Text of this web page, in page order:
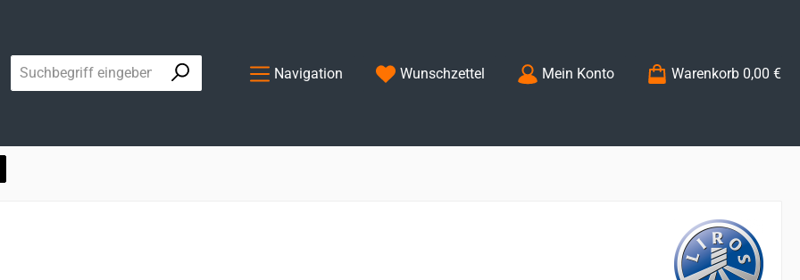
Navigation Wunschzettel Du hast 0 Produkte auf dem Merkzettel
Mein Konto Warenkorb 0,00 €